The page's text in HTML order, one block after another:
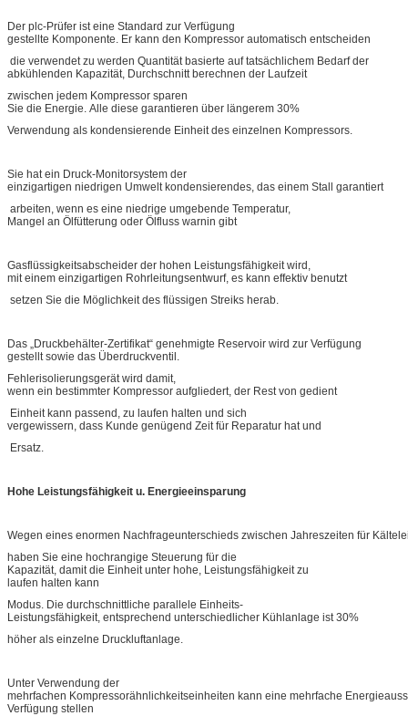
Der plc-Prüfer ist eine Standard zur Verfügung
gestellte Komponente. Er kann den Kompressor automatisch entscheiden
die verwendet zu werden Quantität basierte auf tatsächlichem Bedarf der
abkühlenden Kapazität, Durchschnitt berechnen der Laufzeit
zwischen jedem Kompressor sparen
Sie die Energie. Alle diese garantieren über längerem 30%
Verwendung als kondensierende Einheit des einzelnen Kompressors.
Sie hat ein Druck-Monitorsystem der
einzigartigen niedrigen Umwelt kondensierendes, das einem Stall garantiert
arbeiten, wenn es eine niedrige umgebende Temperatur,
Mangel an Ölfütterung oder Ölfluss warnin gibt
Gasflüssigkeitsabscheider der hohen Leistungsfähigkeit wird,
mit einem einzigartigen Rohrleitungsentwurf, es kann effektiv benutzt
setzen Sie die Möglichkeit des flüssigen Streiks herab.
Das „Druckbehälter-Zertifikat“ genehmigte Reservoir wird zur Verfügung
gestellt sowie das Überdruckventil.
Fehlerisolierungsgerät wird damit,
wenn ein bestimmter Kompressor aufgliedert, der Rest von gedient
Einheit kann passend, zu laufen halten und sich
vergewissern, dass Kunde genügend Zeit für Reparatur hat und
Ersatz.
Hohe Leistungsfähigkeit u. Energieeinsparung
Wegen eines enormen Nachfrageunterschieds zwischen Jahreszeiten für
haben Sie eine hochrangige Steuerung für die
Kapazität, damit die Einheit unter hohe, Leistungsfähigkeit zu
laufen halten kann
Modus. Die durchschnittliche parallele Einheits-
Leistungsfähigkeit, entsprechend unterschiedlicher Kühlanlage ist 30%
höher als einzelne Druckluftanlage.
Unter Verwendung der
mehrfachen Kompressorähnlichkeitseinheiten kann eine mehrfache
Verfügung stellen